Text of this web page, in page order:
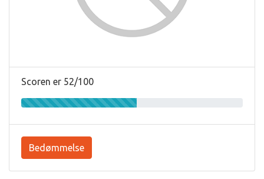
Scoren er 52/100
Bedømmelse